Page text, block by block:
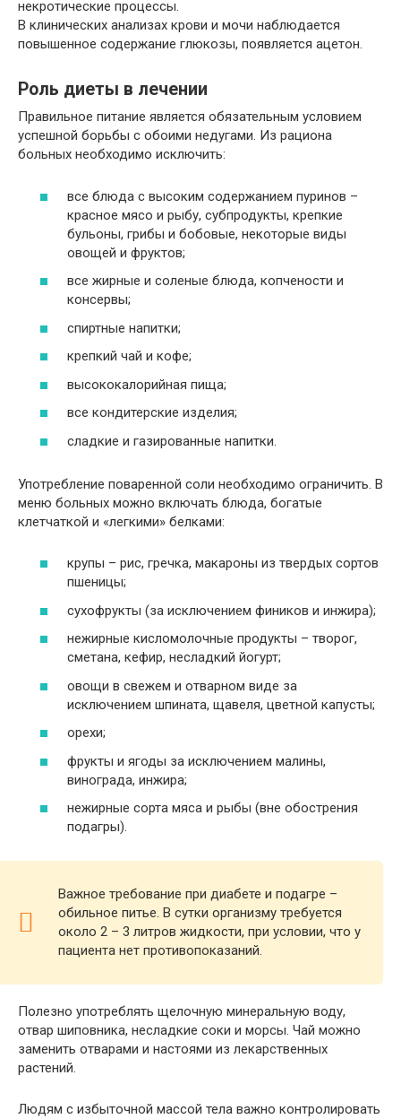
некротические процессы.
В клинических анализах крови и мочи наблюдается
повышенное содержание глюкозы, появляется ацетон.
Роль диеты в лечении
Правильное питание является обязательным условием
успешной борьбы с обоими недугами. Из рациона
больных необходимо исключить:
все блюда с высоким содержанием пуринов –
красное мясо и рыбу, субпродукты, крепкие
бульоны, грибы и бобовые, некоторые виды
овощей и фруктов;
все жирные и соленые блюда, копчености и
консервы;
спиртные напитки;
крепкий чай и кофе;
высококалорийная пища;
все кондитерские изделия;
сладкие и газированные напитки.
Употребление поваренной соли необходимо ограничить. В
меню больных можно включать блюда, богатые
клетчаткой и «легкими» белками:
крупы – рис, гречка, макароны из твердых сортов
пшеницы;
сухофрукты (за исключением фиников и инжира);
нежирные кисломолочные продукты – творог,
сметана, кефир, несладкий йогурт;
овощи в свежем и отварном виде за
исключением шпината, щавеля, цветной капусты;
орехи;
фрукты и ягоды за исключением малины,
винограда, инжира;
нежирные сорта мяса и рыбы (вне обострения
подагры).
Важное требование при диабете и подагре –
обильное питье. В сутки организму требуется
около 2 – 3 литров жидкости, при условии, что у
пациента нет противопоказаний.
Полезно употреблять щелочную минеральную воду,
отвар шиповника, несладкие соки и морсы. Чай можно
заменить отварами и настоями из лекарственных
растений.
Людям с избыточной массой тела важно контролировать